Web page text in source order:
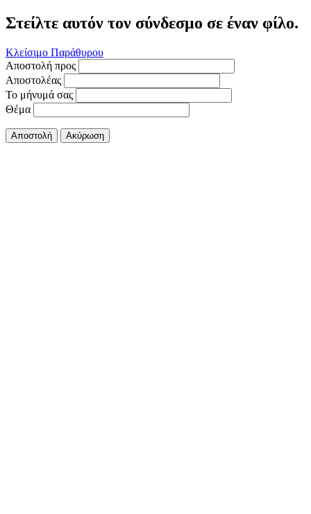
Στείλτε αυτόν τον σύνδεσμο σε έναν φίλο.
Κλείσιμο Παράθυρου
Αποστολή προς
Αποστολέας
Το μήνυμά σας
Θέμα
Αποστολή Ακύρωση